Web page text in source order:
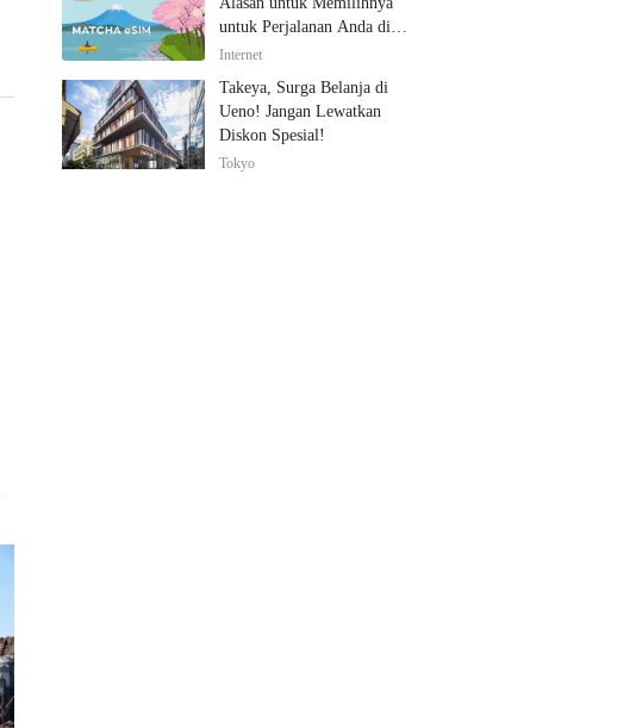
untuk Perjalanan Anda di
Jepang
Internet
Takeya, Surga Belanja di
Ueno! Jangan Lewatkan
Diskon Spesial!
Tokyo